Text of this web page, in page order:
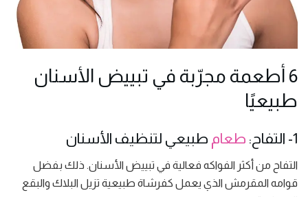
6 أطعمة مجرّبة في تبييض الأسنان
طبيعيًا
1- التفاح: طعام طبيعي لتنظيف الأسنان
التفاح من أكثر الفواكه فعالية في تبييض الأسنان. ذلك بفضل
قوامه المقرمش الذي يعمل كفرشاة طبيعية تزيل البلاك والبقع